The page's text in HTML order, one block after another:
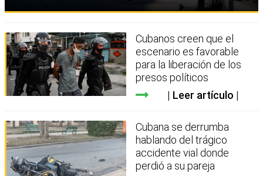
Cubanos creen que el
escenario es favorable
para la liberación de los
presos políticos
Leer artículo
Cubana se derrumba
hablando del trágico
accidente vial donde
perdió a su pareja